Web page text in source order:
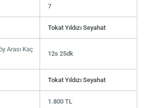
7
Tokat Yıldızı Seyahat
Arası Kaç
12s 25dk
Tokat Yıldızı Seyahat
1.800 TL